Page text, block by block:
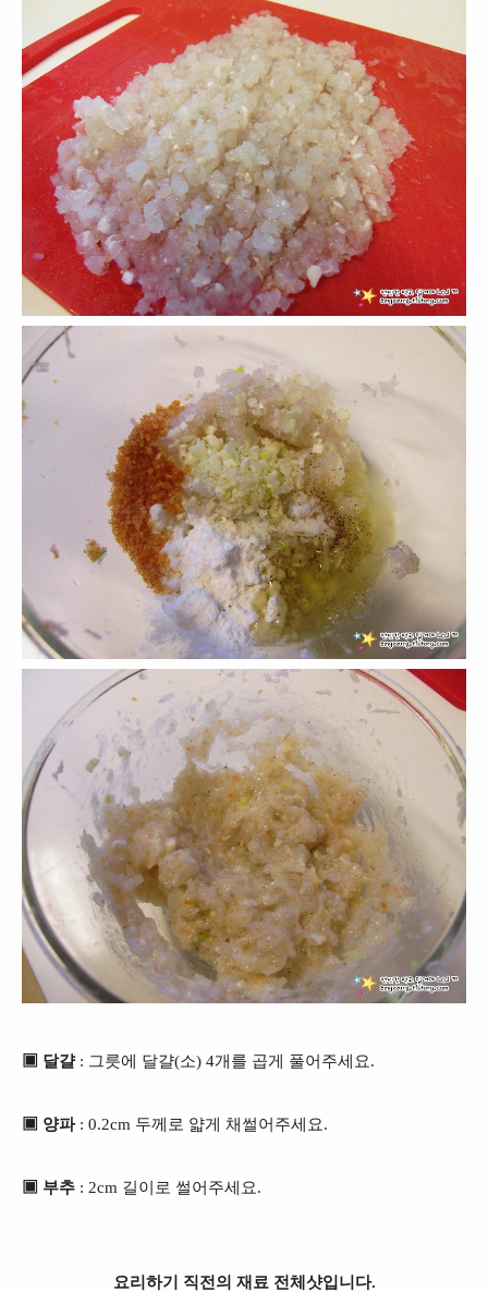
▣ 달걀: 그릇에 달걀(소) 4개를 곱게 풀어주세요.
▣ 양파: 0.2cm 두께로 얇게 채썰어주세요.
▣ 부추 : 2cm 길이로 썰어주세요.
요리하기 직전의 재료 전체샷입니다.